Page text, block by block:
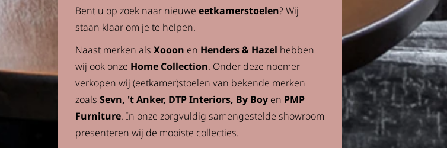
Bent u op zoek naar nieuwe eetkamerstoelen? Wij
staan klaar om je te helpen.
Naast merken als Xooon en Henders & Hazel hebben
wij ook onze Home Collection. Onder deze noemer
verkopen wij (eetkamer)stoelen van bekende merken
zoals Sevn, 't Anker, DTP Interiors, By Boy en PMP
Furniture. In onze zorgvuldig samengestelde showroom
presenteren wij de mooiste collecties.